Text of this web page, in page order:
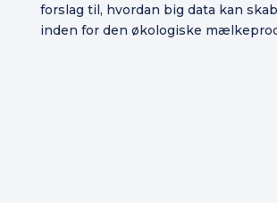
forslag til, hvordan big data kan
inden for den økologiske